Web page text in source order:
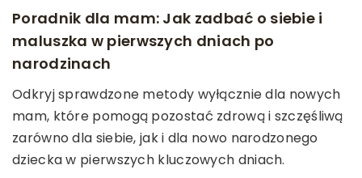
Poradnik dla mam: Jak zadbać o siebie i
maluszka w pierwszych dniach po
narodzinach
Odkryj sprawdzone metody wyłącznie dla nowych
mam, które pomogą pozostać zdrową i szczęśliwą
zarówno dla siebie, jak i dla nowo narodzonego
dziecka w pierwszych kluczowych dniach.